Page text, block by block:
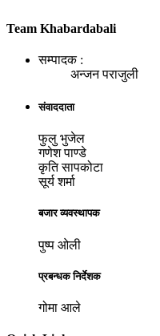
Team Khabardabali
सम्पादक :
अन्जन पराजुली
संवाददाता
फुलु भुजेल
गणेश पाण्डे
कृति सापकोटा
सूर्य शर्मा
बजार व्यवस्थापक
पुष्प ओली
प्रबन्धक निर्देशक
गोमा आले